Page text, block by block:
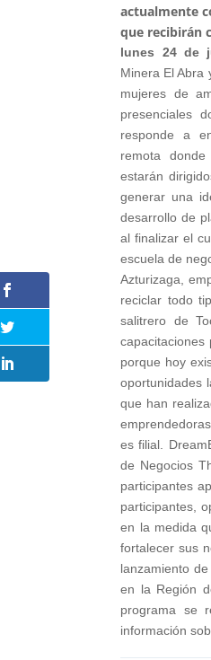
actualmente
que recibirán
lunes 24 de
Minera El Abra
mujeres de
presenciales
responde a
remota
estarán
generar una
desarrollo de
al finalizar el
escuela de
Azturizaga,
reciclar todo
salitrero de
porque hoy
oportunidades
que han
es filial.
de Negocios
participantes
participantes,
en la medida
fortalecer sus
lanzamiento
en la Región
programa se
información